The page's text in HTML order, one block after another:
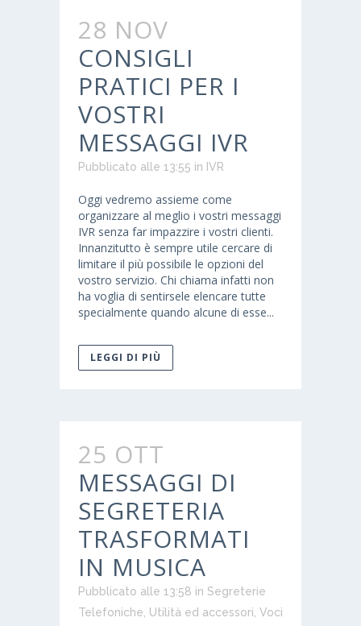
28 NOV
CONSIGLI
PRATICI PER I
VOSTRI
MESSAGGI IVR
Pubblicato alle 13:55 in IVR
Oggi vedremo assieme come
organizzare al meglio i vostri messaggi
IVR senza far impazzire i vostri clienti.
Innanzitutto è sempre utile cercare di
limitare il più possibile le opzioni del
vostro servizio. Chi chiama infatti non
ha voglia di sentirsele elencare tutte
specialmente quando alcune di esse...
LEGGI DI PIÙ
25 OTT
MESSAGGI DI
SEGRETERIA
TRASFORMATI
IN MUSICA
Pubblicato alle 13:58 in Segreterie
Telefoniche Utilità ed accessori Voci